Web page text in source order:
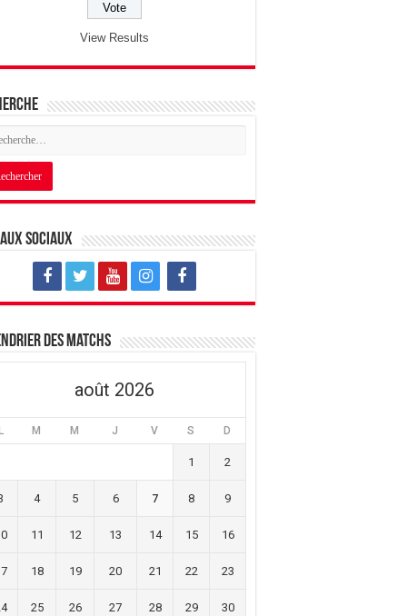
View Results
sociaux
des matchs
août 2026
M M J V S D
1 2
4 5 6 7 8 9
11 12 13 14 15 16
18 19 20 21 22 23
25 26 27 28 29 30